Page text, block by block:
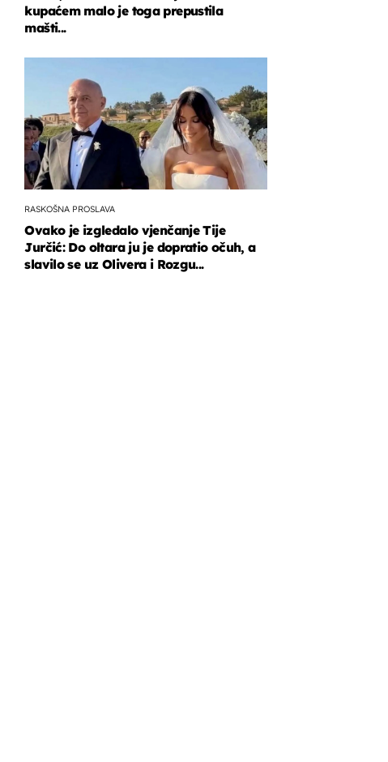
kupaćem malo je toga prepustila
mašti...
RASKOŠNA PROSLAVA
Ovako je izgledalo vjenčanje Tije
Jurčić: Do oltara ju je dopratio očuh, a
slavilo se uz Olivera i Rozgu...